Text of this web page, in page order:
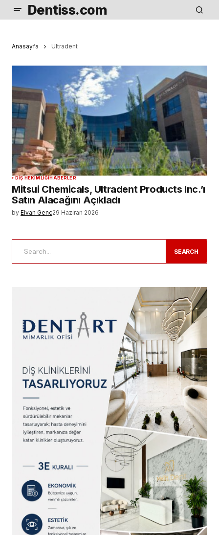
Dentiss.com
Anasayfa Ultradent
DIŞ HEKIMLIĞIHABERLER
Mitsui Chemicals, Ultradent Products Inc.’ı
Satın Alacağını Açıkladı
by Elvan Genç29 Haziran 2026
SEARCH